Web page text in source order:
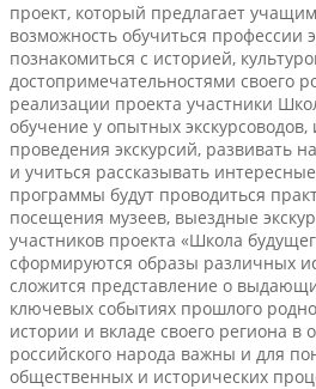
проект, который предлагает
возможность обучиться профессии
познакомиться с историей,
достопримечательностями своего
реализации проекта участники
обучение у опытных экскурсоводов,
проведения экскурсий, развивать
и учиться рассказывать
программы будут проводиться
посещения музеев, выездные
участников проекта «Школа
сформируются образы различных
сложится представление о
ключевых событиях прошлого
истории и вкладе своего региона в
российского народа важны и для
общественных и исторических